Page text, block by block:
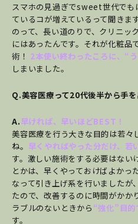
スマホの見過ぎでsweet世代でも
ているコが増えているって聞きま
のって、長い道のりで、クリニッ
にはあったんです。それが化粧品
術！ 2本使い終わったころに、“
しまいました。
Q.美容医療って20代後半から手
A.早ければ、早いほどBEST！
美容医療を行う大きな目的は若々
ね。 早くやればやった分だけ、若
す。激しい施術をする必要はない
とかは、早くやっておけばよかっ
なって引き上げ系を行いましたが
たので、改善するのに時間がかか
ラブルのないときから “強化”目的
す。